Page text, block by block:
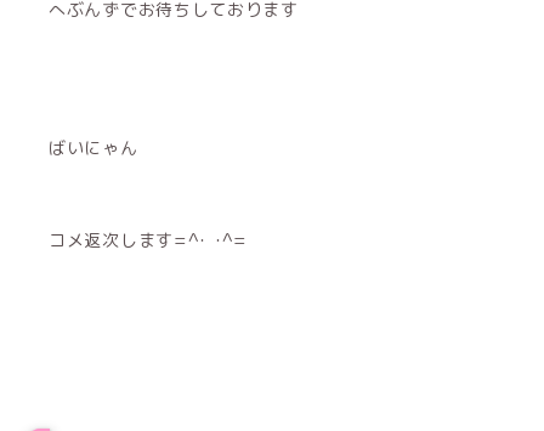
へぶんずでお待ちしております
ばいにゃん
コメ返次します=^･ ･^=